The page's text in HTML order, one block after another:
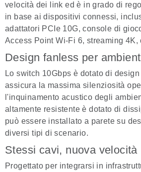
velocità dei link ed è in grado di
in base ai dispositivi connessi,
adattatori PCIe 10G, console di
Access Point Wi-Fi 6, streaming 4K,
Design fanless per
Lo switch 10Gbps è dotato di
assicura la massima silenziosità
l'inquinamento acustico degli
altamente resistente è dotato di
può essere installato a parete su
diversi tipi di scenario.
Stessi cavi, nuova velocità
Progettato per integrarsi in